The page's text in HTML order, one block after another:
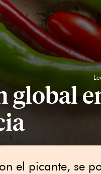
global
el picante, se